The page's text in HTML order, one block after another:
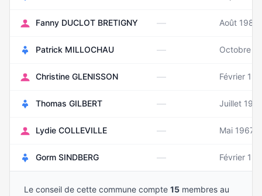
Fanny DUCLOT BRETIGNY — Août 1983
Patrick MILLOCHAU — Octobre
Christine GLENISSON — Février
Thomas GILBERT — Juillet
Lydie COLLEVILLE — Mai 1967
Gorm SINDBERG — Février
Le conseil de cette commune compte 15 membres au